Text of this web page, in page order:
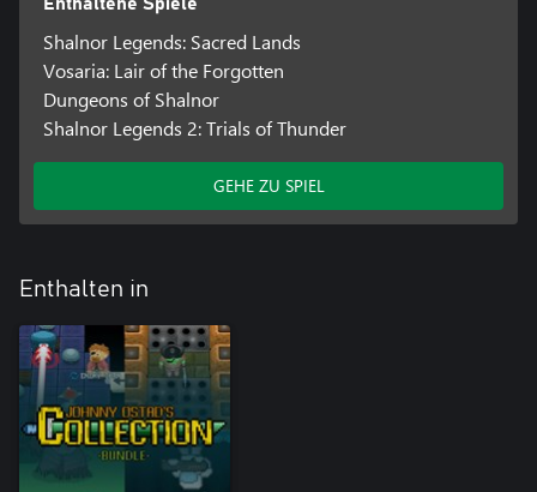
Shalnor Legends: Sacred Lands
Vosaria: Lair of the Forgotten
Dungeons of Shalnor
Shalnor Legends 2: Trials of Thunder
GEHE ZU SPIEL
Enthalten in